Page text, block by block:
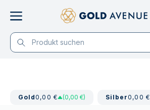
Gold0,00 € (0,00 €) Silber0,00 €